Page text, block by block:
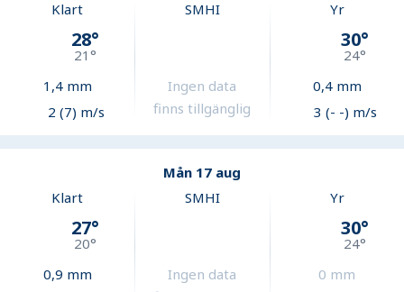
Klart
28°
21°
1,4mm
2 (7) m/s
SMHI
Ingen data
finns tillgänglig
Yr
30°
24°
0,4mm
3 (- -) m/s
Mån 17 aug
Klart
27°
20°
0,9 mm
SMHI
Ingen data
Yr
30°
24°
0 mm